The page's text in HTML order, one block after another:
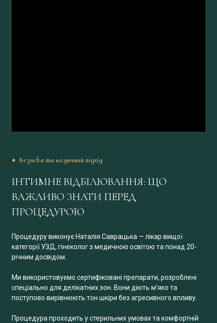
● Безпека та медичний підхід
ІНТИМНЕ ВІДБІЛЮВАННЯ: ЩО
ВАЖЛИВО ЗНАТИ ПЕРЕД
ПРОЦЕДУРОЮ
Процедуру виконує Наталія Саврацька — лікар вищої
категорії УЗД, гінеколог з медичною освітою та понад 20-
річним досвідом.
Ми використовуємо сертифіковані препарати, розроблені
спеціально для делікатних зон. Вони діють м’яко та
поступово вирівнюють тон шкіри без агресивного впливу.
Процедура проходить у стерильних умовах та комфортній